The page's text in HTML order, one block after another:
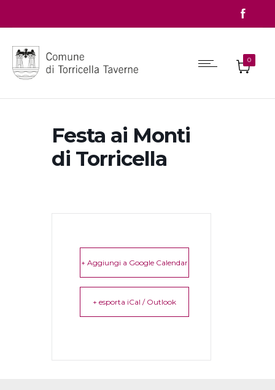
0
Festa ai Monti
di Torricella
+ Aggiungi a Google Calendar
+ esporta iCal / Outlook